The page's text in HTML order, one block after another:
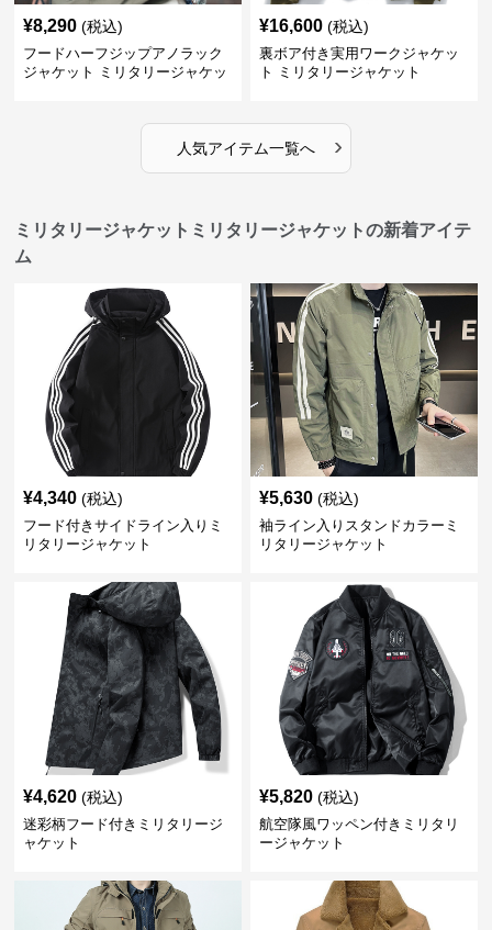
¥8,290 (税込)
フードハーフジップアノラック
ジャケット ミリタリージャケッ
¥16,600 (税込)
裏ボア付き実用ワークジャケッ
ト ミリタリージャケット
人気アイテム一覧へ ›
ミリタリージャケットミリタリージャケットの新着アイテ
ム
¥4,340 (税込)
フード付きサイドライン入りミ
リタリージャケット
¥5,630 (税込)
袖ライン入りスタンドカラーミ
リタリージャケット
¥4,620 (税込)
迷彩柄フード付きミリタリージ
ャケット
¥5,820 (税込)
航空隊風ワッペン付きミリタリ
ージャケット